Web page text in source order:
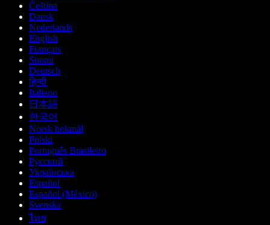
Čeština
Dansk
Nederlands
English
Français
Suomi
Deutsch
हिन्दी
Italiano
日本語
한국어
Norsk bokmål
Polski
Português Brasileiro
Русский
Українська
Español
Español (México)
Svenska
ไทย